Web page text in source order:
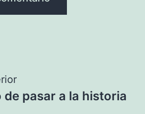
de pasar a la historia